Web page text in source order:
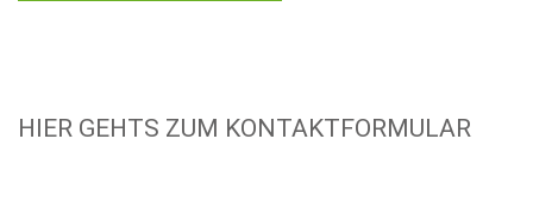
HIER GEHTS ZUM KONTAKTFORMULAR